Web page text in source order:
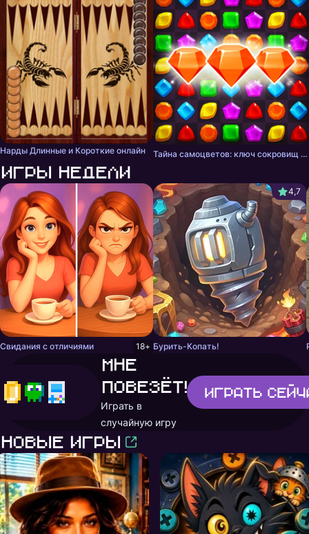
Нарды Длинные и Короткие онлайн Тайна самоцветов: ключ сокровищ - три в ряд
Игры недели
Свидания с отличиями 18+
4,7
Бурить-Копать!
Мне
повезёт!
Играть в
случайную игру
Играть
Новые игры